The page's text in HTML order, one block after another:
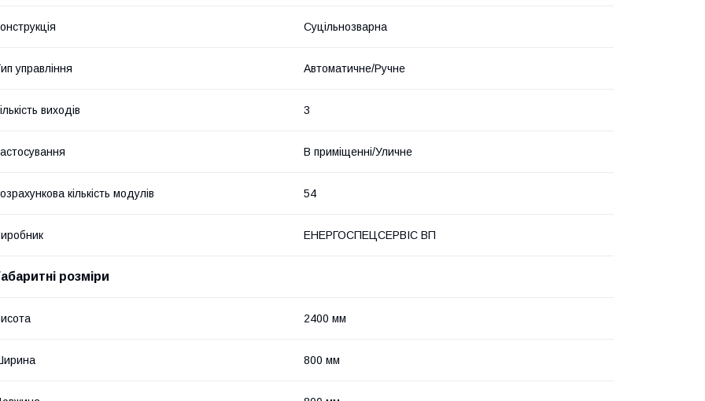
Суцільнозварна
управління Автоматичне/Ручне
виходів 3
В приміщенні/Уличне
кількість модулів 54
ЕНЕРГОСПЕЦСЕРВІС ВП
розміри
2400 мм
800 мм